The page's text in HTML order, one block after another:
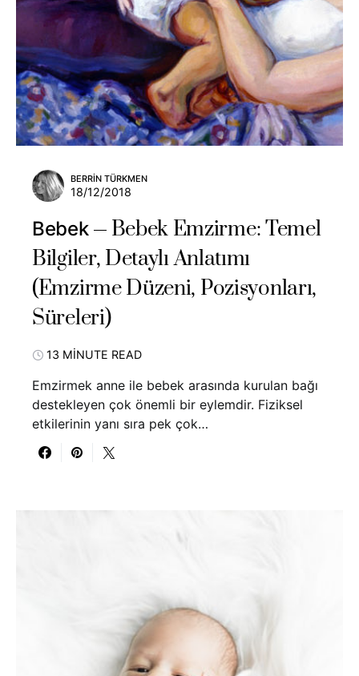
BERRIN TÜRKMEN
18/12/2018
Bebek
Bebek Emzirme: Temel
Bilgiler, Detaylı Anlatımı
(Emzirme Düzeni, Pozisyonları,
Süreleri)
13 MINUTE READ
Emzirmek anne ile bebek arasında kurulan bağı
destekleyen çok önemli bir eylemdir. Fiziksel
etkilerinin yanı sıra pek çok…